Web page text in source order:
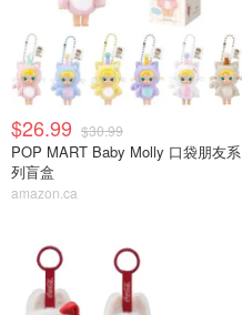
$26.99 $30.99
POP MART Baby Molly 口袋朋友系
列盲盒
amazon.ca